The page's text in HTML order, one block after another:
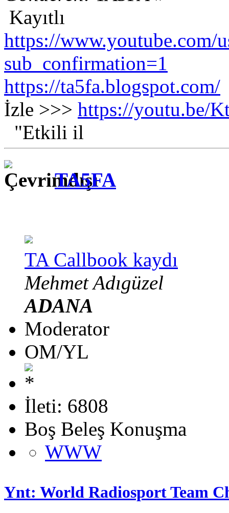
Kayıtlı
https://www.youtube.com/
sub_confirmation=1
https://ta5fa.blogspot.com/
İzle >>> https://youtu.be/
"Etkili il
TA5FA
TA Callbook kaydı
Mehmet Adıgüzel
ADANA
Moderator
OM/YL
İleti: 6808
Boş Beleş Konuşma
WWW
Ynt: World Radiosport Team